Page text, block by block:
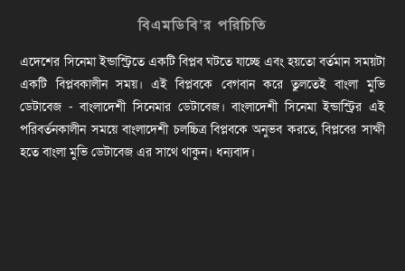
বিএমডিবি’র পরিচিতি
এদেশের সিনেমা ইন্ডাস্ট্রিতে একটি বিপ্লব ঘটতে যাচ্ছে এবং হয়তো বর্তমান সময়টা
একটি বিপ্লবকালীন সময়। এই বিপ্লবকে বেগবান করে তুলতেই বাংলা মুভি
ডেটাবেজ - বাংলাদেশী সিনেমার ডেটাবেজ। বাংলাদেশী সিনেমা ইন্ডাস্ট্রির এই
পরিবর্তনকালীন সময়ে বাংলাদেশী চলচ্চিত্র বিপ্লবকে অনুভব করতে, বিপ্লবের সাক্ষী
হতে বাংলা মুভি ডেটাবেজ এর সাথে থাকুন। ধন্যবাদ।